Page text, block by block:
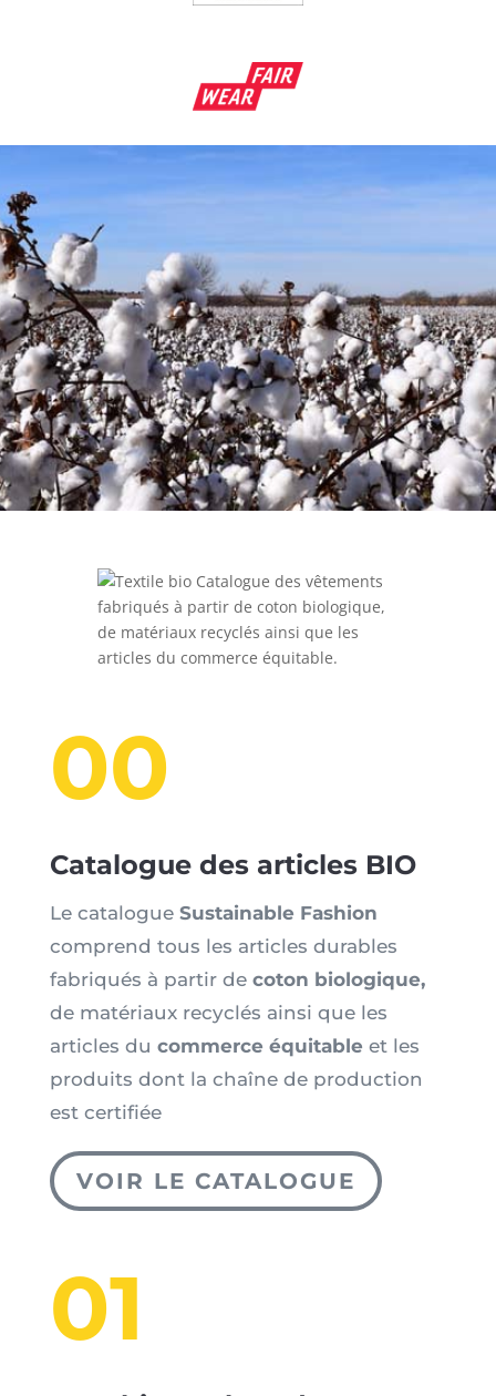
Catalogue des vêtements
fabriqués à partir de coton biologique,
de matériaux recyclés ainsi que les
articles du commerce équitable.
00
Catalogue des articles BIO
Le catalogueSustainable Fashion
comprend tous les articles durables
fabriqués à partir de coton biologique,
de matériaux recyclés ainsi que les
articles du commerce équitable et les
produits dont la chaîne de production
est certifiée
VOIR LE CATALOGUE
01